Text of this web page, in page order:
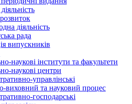
діяльність
рада
випускників
наукові інститути та факультети
наукові центри
управлінські
виховний та науковий процес
господарські